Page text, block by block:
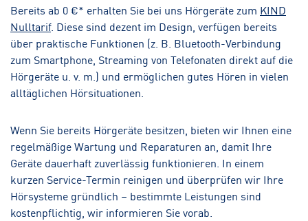
Bereits ab 0 €* erhalten Sie bei uns Hörgeräte zum KIND
Nulltarif. Diese sind dezent im Design, verfügen bereits
über praktische Funktionen (z. B. Bluetooth-Verbindung
zum Smartphone, Streaming von Telefonaten direkt auf die
Hörgeräte u. v. m.) und ermöglichen gutes Hören in vielen
alltäglichen Hörsituationen.
Wenn Sie bereits Hörgeräte besitzen, bieten wir Ihnen eine
regelmäßige Wartung und Reparaturen an, damit Ihre
Geräte dauerhaft zuverlässig funktionieren. In einem
kurzen Service-Termin reinigen und überprüfen wir Ihre
Hörsysteme gründlich – bestimmte Leistungen sind
kostenpflichtig, wir informieren Sie vorab.